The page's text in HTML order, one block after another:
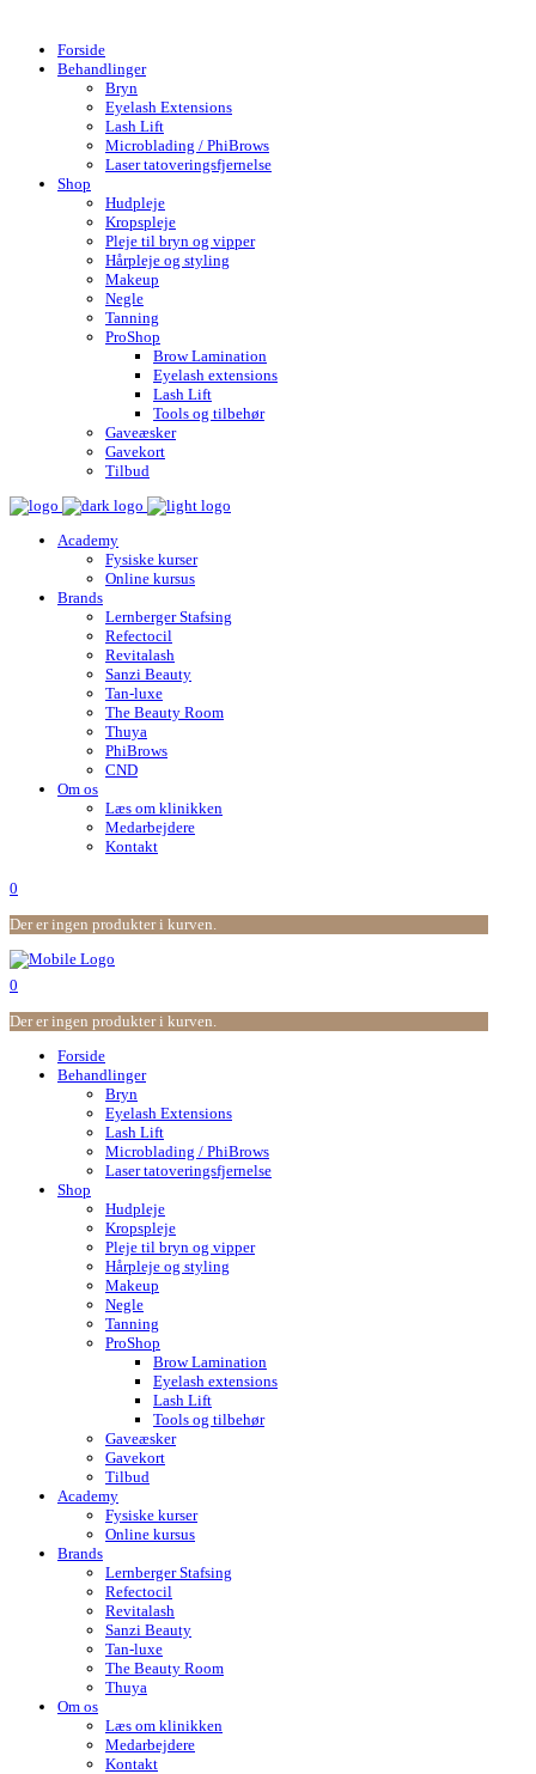
Forside
Behandlinger
Bryn
Eyelash Extensions
Lash Lift
Microblading / PhiBrows
Laser tatoveringsfjernelse
Shop
Hudpleje
Kropspleje
Pleje til bryn og vipper
Hårpleje og styling
Makeup
Negle
Tanning
ProShop
Brow Lamination
Eyelash extensions
Lash Lift
Tools og tilbehør
Gaveæsker
Gavekort
Tilbud
Academy
Fysiske kurser
Online kursus
Brands
Lernberger Stafsing
Refectocil
Revitalash
Sanzi Beauty
Tan-luxe
The Beauty Room
Thuya
PhiBrows
CND
Om os
Læs om klinikken
Medarbejdere
Kontakt
0
Der er ingen produkter i kurven.
0
Der er ingen produkter i kurven.
Forside
Behandlinger
Bryn
Eyelash Extensions
Lash Lift
Microblading / PhiBrows
Laser tatoveringsfjernelse
Shop
Hudpleje
Kropspleje
Pleje til bryn og vipper
Hårpleje og styling
Makeup
Negle
Tanning
ProShop
Brow Lamination
Eyelash extensions
Lash Lift
Tools og tilbehør
Gaveæsker
Gavekort
Tilbud
Academy
Fysiske kurser
Online kursus
Brands
Lernberger Stafsing
Refectocil
Revitalash
Sanzi Beauty
Tan-luxe
The Beauty Room
Thuya
Om os
Læs om klinikken
Medarbejdere
Kontakt